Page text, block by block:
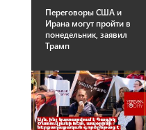
Переговоры США и
Ирана могут пройти в
понедельник, заявил
Трамп